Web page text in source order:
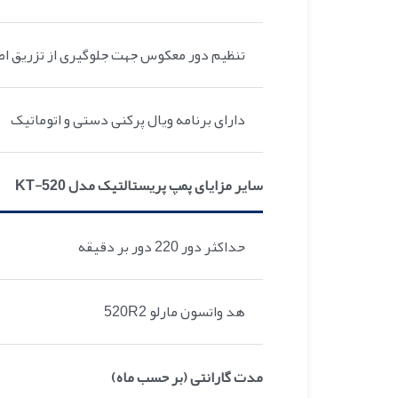
تنظیم دور معکوس جهت جلوگیری از تزریق
دارای برنامه ویال پرکنی دستی و اتوماتیک
سایر مزایای پمپ پریستالتیک مدل KT-520
حداکثر دور 220 دور بر دقیقه
هد واتسون مارلو 520R2
مدت گارانتی (بر حسب ماه)